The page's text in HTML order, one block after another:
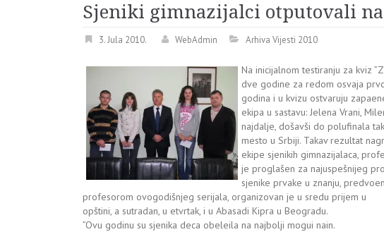
Sjeniki gimnazijalci otputovali
3. Jula 2010. WebAdmin Arhiva Vijesti 2010
Na inicijalnom testiranju za kviz
dve godine za redom osvaja
godina i u kvizu ostvaruju
ekipa u sastavu: Jelena Vrani,
najdalje, došavši do polufinala
mesto u Srbiji. Takav rezultat
ekipe sjenikih gimnazijalaca,
je proglašen za najuspešnijeg
sjenike prvake u znanju,
profesorom ovogodišnjeg serijala, organizovan je u sredu prijem u
opštini, a sutradan, u etvrtak, i u Abasadi Kipra u Beogradu.
”Ovu godinu su sjenika deca obeleila na najbolji mogui nain.